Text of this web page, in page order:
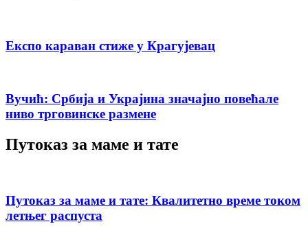
Експо караван стиже у Крагујевац
Вучић: Србија и Украјина значајно повећале
ниво трговинске размене
Путоказ за маме и тате
Путоказ за маме и тате: Квалитетно време током
летњег распуста